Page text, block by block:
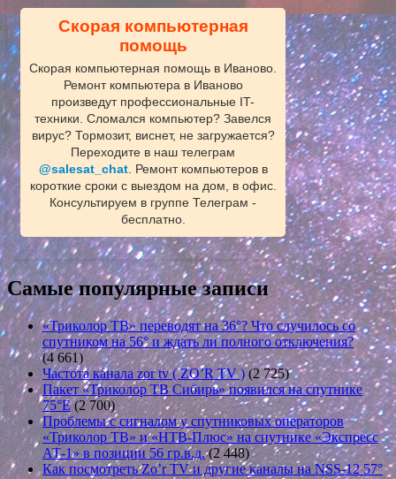
Скорая компьютерная
помощь
Скорая компьютерная помощь в Иваново.
Ремонт компьютера в Иваново
произведут профессиональные IT-
техники. Сломался компьютер? Завелся
вирус? Тормозит, виснет, не загружается?
Переходите в наш телеграм
@salesat_chat. Ремонт компьютеров в
короткие сроки с выездом на дом, в офис.
Консультируем в группе Телеграм -
бесплатно.
Самые популярные записи
«Триколор ТВ» переводят на 36°? Что случилось со
спутником на 56° и ждать ли полного отключения?
(4 661)
Частота канала zor tv ( ZO’R TV ) (2 725)
Пакет «Триколор ТВ Сибирь» появился на спутнике
75°E (2 700)
Проблемы с сигналом у спутниковых операторов
«Триколор ТВ» и «НТВ-Плюс» на спутнике «Экспресс
АТ-1» в позиции 56 гр.в.д. (2 448)
Как посмотреть Zo’r TV и другие каналы на NSS-12 57°